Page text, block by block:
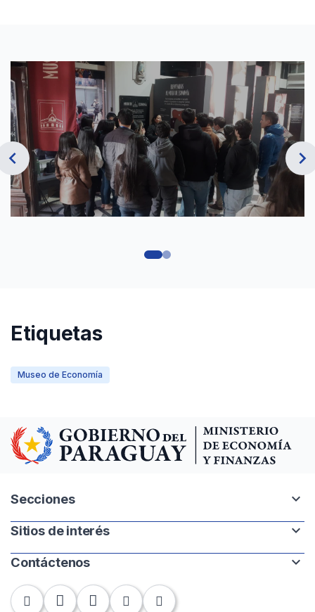
chevron_left navigate_next
Etiquetas
Museo de Economía
Secciones expand_more
Intranet
Mapa del sitio
Sitios de interés expand_more
Paraguay.gov.py
Banco Central del Paraguay
Contáctenos expand_more
Chile 252 | 1220. Asunción, Paraguay